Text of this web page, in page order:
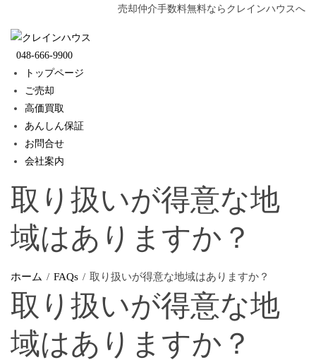
content
売却仲介手数料無料ならクレインハウスへ
048-666-9900
トップページ
ご売却
高価買取
あんしん保証
お問合せ
会社案内
取り扱いが得意な地
域はありますか？
ホーム FAQs 取り扱いが得意な地域はありますか？
取り扱いが得意な地
域はありますか？